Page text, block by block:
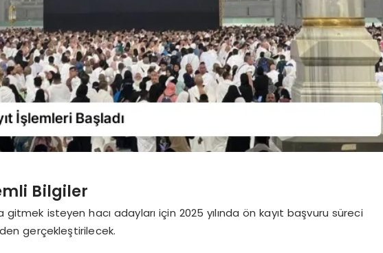
Bilgiler
isteyen hacı adayları için 2025 yılında ön kayıt başvuru süreci
gerçekleştirilecek.